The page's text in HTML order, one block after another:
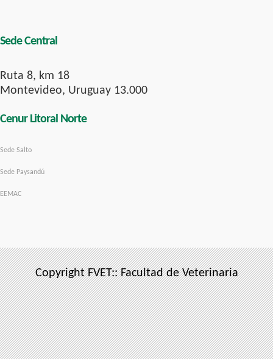
Sede Central
Ruta 8, km 18
Montevideo, Uruguay 13.000
Cenur Litoral Norte
Sede Salto
Sede Paysandú
EEMAC
Copyright FVET:: Facultad de Veterinaria